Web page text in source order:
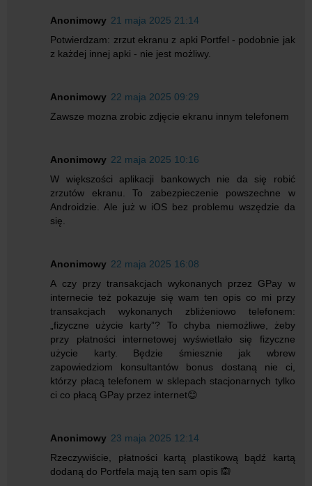
Anonimowy 21 maja 2025 21:14
Potwierdzam: zrzut ekranu z apki Portfel - podobnie jak
z każdej innej apki - nie jest możliwy.
Anonimowy 22 maja 2025 09:29
Zawsze mozna zrobic zdjęcie ekranu innym telefonem
Anonimowy 22 maja 2025 10:16
W większości aplikacji bankowych nie da się robić
zrzutów ekranu. To zabezpieczenie powszechne w
Androidzie. Ale już w iOS bez problemu wszędzie da
się.
Anonimowy 22 maja 2025 16:08
A czy przy transakcjach wykonanych przez GPay w
internecie też pokazuje się wam ten opis co mi przy
transakcjach wykonanych zbliżeniowo telefonem:
„fizyczne użycie karty”? To chyba niemożliwe, żeby
przy płatności internetowej wyświetlało się fizyczne
użycie karty. Będzie śmiesznie jak wbrew
zapowiedziom konsultantów bonus dostaną nie ci,
którzy płacą telefonem w sklepach stacjonarnych tylko
ci co płacą GPay przez internet😊
Anonimowy 23 maja 2025 12:14
Rzeczywiście, płatności kartą plastikową bądź kartą
dodaną do Portfela mają ten sam opis 🙉